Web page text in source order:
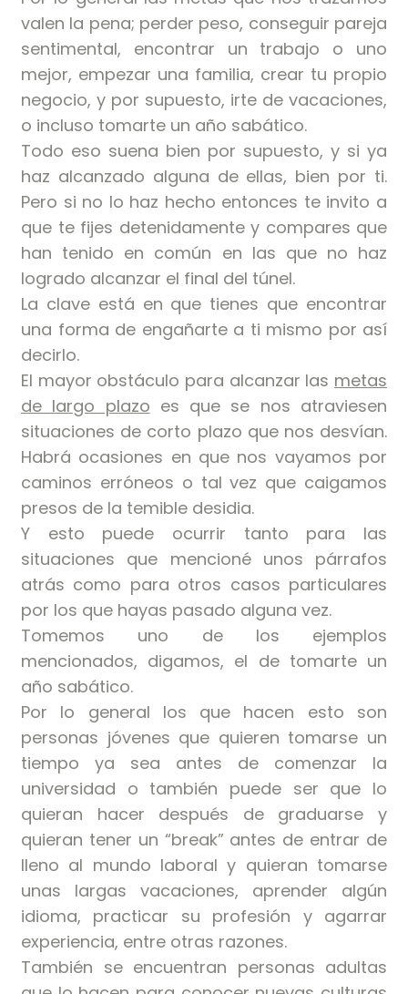
valen la pena; perder peso, conseguir pareja
sentimental, encontrar un trabajo o uno
mejor, empezar una familia, crear tu propio
negocio, y por supuesto, irte de vacaciones,
o incluso tomarte un año sabático.
Todo eso suena bien por supuesto, y si ya
haz alcanzado alguna de ellas, bien por ti.
Pero si no lo haz hecho entonces te invito a
que te fijes detenidamente y compares que
han tenido en común en las que no haz
logrado alcanzar el final del túnel.
La clave está en que tienes que encontrar
una forma de engañarte a ti mismo por así
decirlo.
El mayor obstáculo para alcanzar las metas
de largo plazo es que se nos atraviesen
situaciones de corto plazo que nos desvían.
Habrá ocasiones en que nos vayamos por
caminos erróneos o tal vez que caigamos
presos de la temible desidia.
Y esto puede ocurrir tanto para las
situaciones que mencioné unos párrafos
atrás como para otros casos particulares
por los que hayas pasado alguna vez.
Tomemos uno de los ejemplos
mencionados, digamos, el de tomarte un
año sabático.
Por lo general los que hacen esto son
personas jóvenes que quieren tomarse un
tiempo ya sea antes de comenzar la
universidad o también puede ser que lo
quieran hacer después de graduarse y
quieran tener un “break” antes de entrar de
lleno al mundo laboral y quieran tomarse
unas largas vacaciones, aprender algún
idioma, practicar su profesión y agarrar
experiencia, entre otras razones.
También se encuentran personas adultas